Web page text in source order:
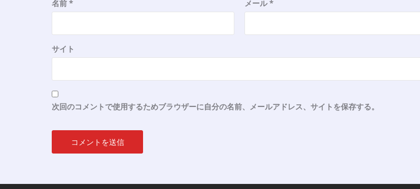
名前 * メール*
サイト
次回のコメントで使用するためブラウザーに自分の名前、メールアドレス、サイトを保存する。